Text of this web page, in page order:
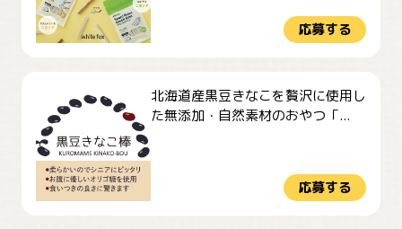
応募する
北海道産黒豆きなこを贅沢に使用し
た無添加・自然素材のおやつ「...
応募する